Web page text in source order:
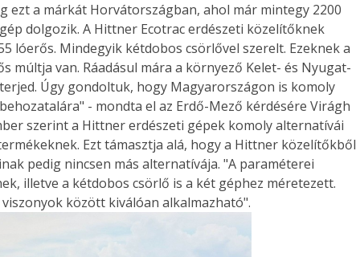
ezt a márkát Horvátországban, ahol már mintegy 2200
dolgozik. A Hittner Ecotrac erdészeti közelítőknek
lóerős. Mindegyik kétdobos csörlővel szerelt. Ezeknek a
múltja van. Ráadásul mára a környező Kelet- és Nyugat-
Úgy gondoltuk, hogy Magyarországon is komoly
- mondta el az Erdő-Mező kérdésére Virágh
szerint a Hittner erdészeti gépek komoly alternatívái
Ezt támasztja alá, hogy a Hittner közelítőkből
pedig nincsen más alternatívája. "A paraméterei
illetve a kétdobos csörlő is a két géphez méretezett.
között kiválóan alkalmazható".